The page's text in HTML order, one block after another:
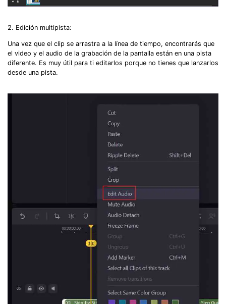
2. Edición multipista:
Una vez que el clip se arrastra a la línea de tiempo, encontrarás que
el video y el audio de la grabación de la pantalla están en una pista
diferente. Es muy útil para ti editarlos porque no tienes que lanzarlos
desde una pista.